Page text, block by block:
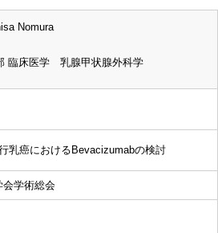
Nomura
臨床医学 乳腺甲状腺外科学
乳癌におけるBevacizumabの検討
会学術総会